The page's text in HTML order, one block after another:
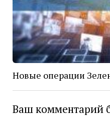
Новые операции
Ваш комментарий